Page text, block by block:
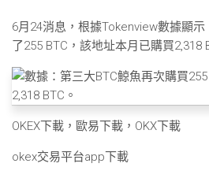
6月24消息，根據Tokenview數據顯
了255 BTC，該地址本月已購買2,318
OKEX下載，歐易下載，OKX下載
okex交易平台app下載